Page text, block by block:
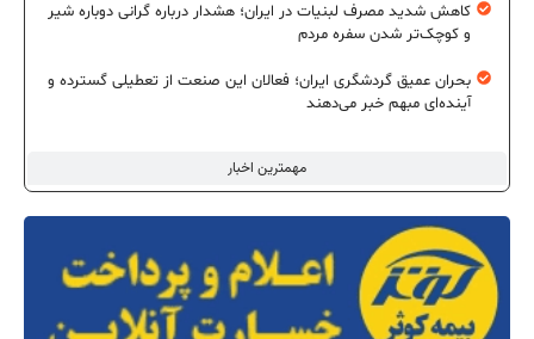
مهمترین اخبار
کاهش شدید مصرف لبنیات در ایران؛ هشدار درباره گرانی دوباره شیر
و کوچک‌تر شدن سفره مردم
بحران عمیق گردشگری ایران؛ فعالان این صنعت از تعطیلی گسترده و
آینده‌ای مبهم خبر می‌دهند